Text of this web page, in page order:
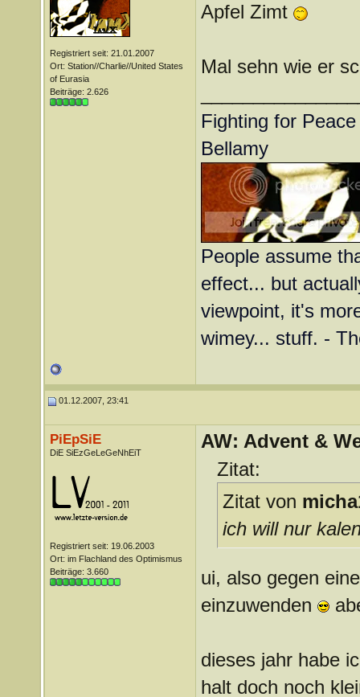
Registriert seit: 21.01.2007
Ort: Station//Charlie//United States
of Eurasia
Beiträge: 2.626
Apfel Zimt
Mal sehn wie er
Fighting for
Bellamy
People assume
effect... but
viewpoint, it's
wimey... stuff. -
01.12.2007, 23:41
PiEpSiE
DiE SiEzGeLeGeNhEiT
Registriert seit: 19.06.2003
Ort: im Flachland des Optimismus
Beiträge: 3.660
AW: Advent &
Zitat:
Zitat von
ich will nur
ui, also gegen
einzuwenden
dieses jahr habe
halt doch noch